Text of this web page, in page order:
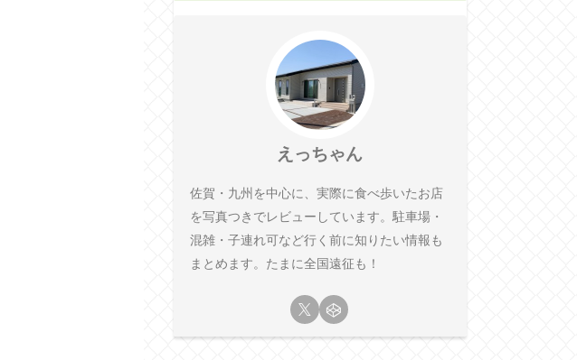
えっちゃん
佐賀・九州を中心に、実際に食べ歩いたお店
を写真つきでレビューしています。駐車場・
混雑・子連れ可など行く前に知りたい情報も
まとめます。たまに全国遠征も！